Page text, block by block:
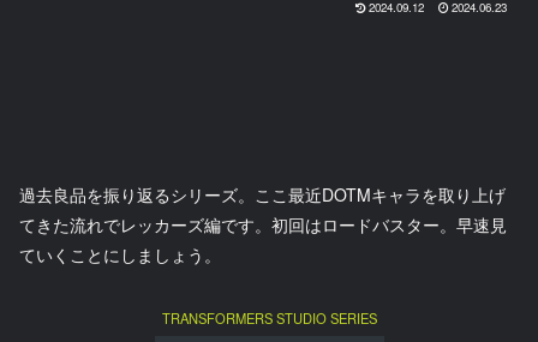
2024.09.12 2024.06.23
過去良品を振り返るシリーズ。ここ最近DOTMキャラを取り上げ
てきた流れでレッカーズ編です。初回はロードバスター。早速見
ていくことにしましょう。
TRANSFORMERS STUDIO SERIES